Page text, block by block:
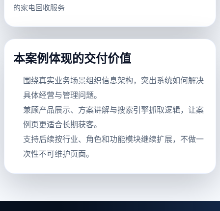
的家电回收服务
本案例体现的交付价值
围绕真实业务场景组织信息架构，突出系统如何解决
具体经营与管理问题。
兼顾产品展示、方案讲解与搜索引擎抓取逻辑，让案
例页更适合长期获客。
支持后续按行业、角色和功能模块继续扩展，不做一
次性不可维护页面。